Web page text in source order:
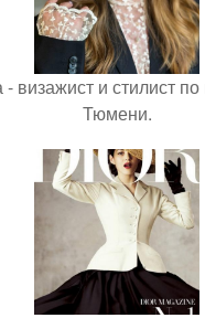
визажист и стилист
Тюмени.